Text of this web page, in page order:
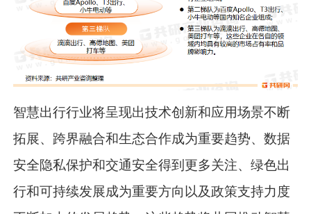
智慧出行行业将呈现出技术创新和应用场景不断
拓展、跨界融合和生态合作成为重要趋势、数据
安全隐私保护和交通安全得到更多关注、绿色出
行和可持续发展成为重要方向以及政策支持力度